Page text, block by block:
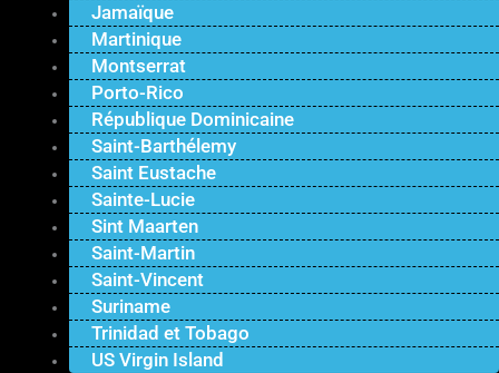
Jamaïque
Martinique
Montserrat
Porto-Rico
République Dominicaine
Saint-Barthélemy
Saint Eustache
Sainte-Lucie
Sint Maarten
Saint-Martin
Saint-Vincent
Suriname
Trinidad et Tobago
US Virgin Island